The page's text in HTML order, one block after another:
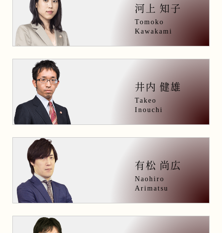
河上 知子
Tomoko
Kawakami
井内 健雄
Takeo
Inouchi
有松 尚広
Naohiro
Arimatsu